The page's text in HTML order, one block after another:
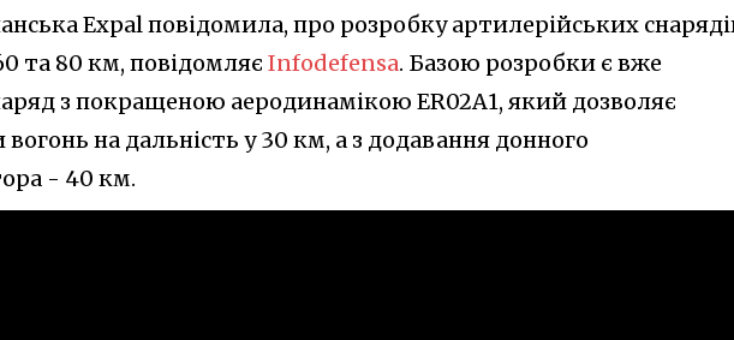
Expal повідомила, про розробку артилерійських
та 80 км, повідомляє Infodefensa. Базою розробки є вже
з покращеною аеродинамікою ER02A1, який дозволяє
вогонь на дальність у 30 км, а з додавання донного
- 40 км.